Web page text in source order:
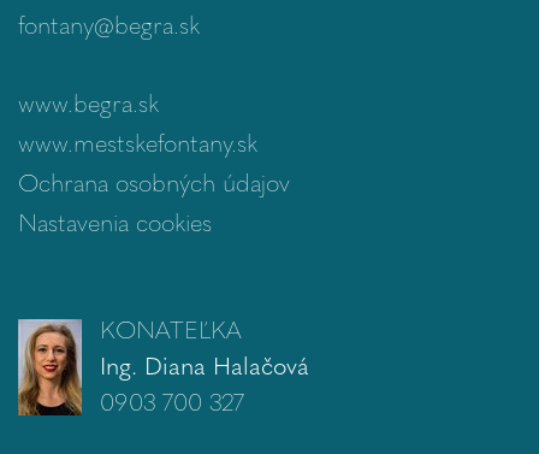
fontany@begra.sk
www.begra.sk
www.mestskefontany.sk
Ochrana osobných údajov
Nastavenia cookies
KONATEĽKA
Ing. Diana Halačová
0903 700 327